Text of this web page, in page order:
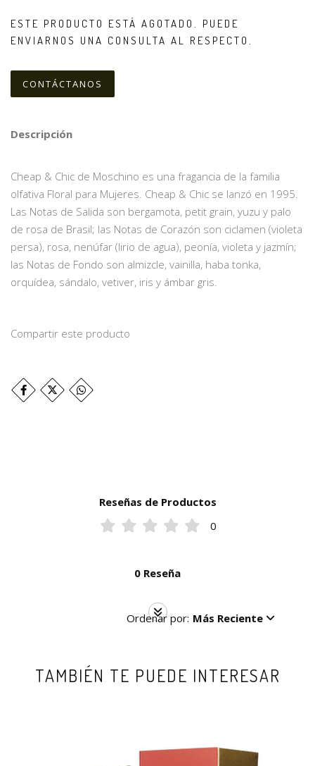
ESTE PRODUCTO ESTÁ AGOTADO. PUEDE
ENVIARNOS UNA CONSULTA AL RESPECTO.
CONTÁCTANOS
Descripción
Cheap & Chic de Moschino es una fragancia de la familia
olfativa Floral para Mujeres. Cheap & Chic se lanzó en 1995.
Las Notas de Salida son bergamota, petit grain, yuzu y palo
de rosa de Brasil; las Notas de Corazón son ciclamen (violeta
persa), rosa, nenúfar (lirio de agua), peonía, violeta y jazmín;
las Notas de Fondo son almizcle, vainilla, haba tonka,
orquídea, sándalo, vetiver, iris y ámbar gris.
Compartir este producto
Reseñas de Productos
0
0 Reseña
Ordenar por: Más Reciente
TAMBIÉN TE PUEDE INTERESAR